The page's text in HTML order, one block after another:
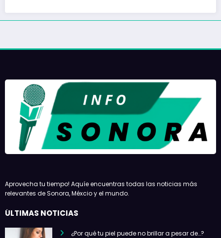
Aprovecha tu tiempo! Aquíe encuentras todas las noticias más
relevantes de Sonora, Méxcio y el mundo.
ÚLTIMAS NOTICIAS
¿Por qué tu piel puede no brillar a pesar de…?